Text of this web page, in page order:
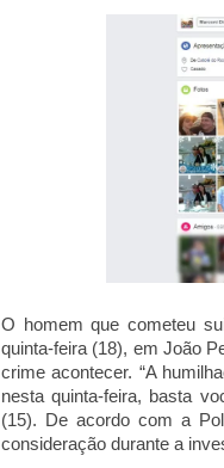
O homem que cometeu
quinta-feira (18), em João
crime acontecer. “A
nesta quinta-feira, basta
(15). De acordo com a
consideração durante a